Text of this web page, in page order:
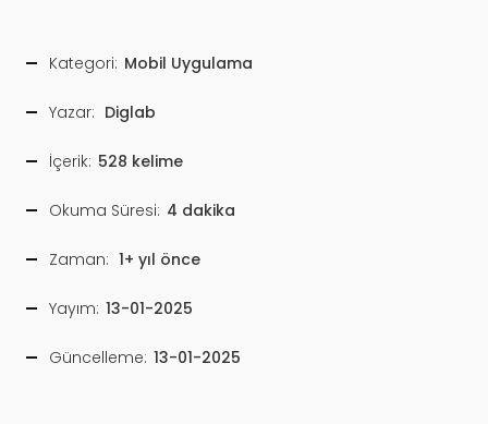
Kategori: Mobil Uygulama
Yazar: Diglab
İçerik: 528 kelime
Okuma Süresi: 4 dakika
Zaman: 1+ yıl önce
Yayım: 13-01-2025
Güncelleme: 13-01-2025